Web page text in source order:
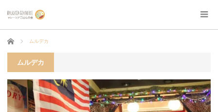
ホーム ムルデカ
ムルデカ